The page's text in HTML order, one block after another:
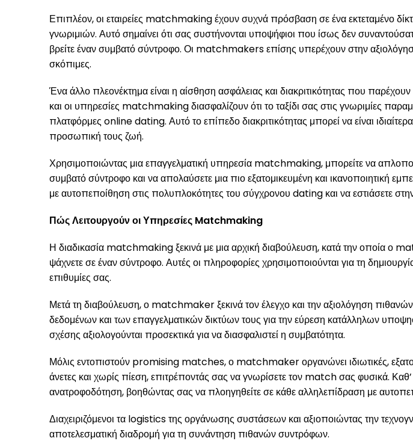
Επιπλέον, οι εταιρείες matchmaking έχουν συχνά πρόσβαση σε ένα εκτεταμένο
γνωριμιών. Αυτό σημαίνει ότι σας συστήνονται υποψήφιοι που ίσως δεν
βρείτε έναν συμβατό σύντροφο. Οι matchmakers επίσης υπερέχουν στην
σκόπιμες.
Ένα άλλο πλεονέκτημα είναι η αίσθηση ασφάλειας και διακριτικότητας που
και οι υπηρεσίες matchmaking διασφαλίζουν ότι το ταξίδι σας στις γνωριμίες
πλατφόρμες online dating. Αυτό το επίπεδο διακριτικότητας μπορεί να είναι
προσωπική τους ζωή.
Χρησιμοποιώντας μια επαγγελματική υπηρεσία matchmaking, μπορείτε να
συμβατό σύντροφο και να απολαύσετε μια πιο εξατομικευμένη και ικανοποιητική
με αυτοπεποίθηση στις πολυπλοκότητες του σύγχρονου dating και να εστιάσετε
Πώς Λειτουργούν οι Υπηρεσίες Matchmaking
Η διαδικασία matchmaking ξεκινά με μια αρχική διαβούλευση, κατά την οποία ο
ψάχνετε σε έναν σύντροφο. Αυτές οι πληροφορίες χρησιμοποιούνται για τη
επιθυμίες σας.
Μετά τη διαβούλευση, ο matchmaker ξεκινά τον έλεγχο και την αξιολόγηση
δεδομένων και των επαγγελματικών δικτύων τους για την εύρεση κατάλληλων
σχέσης αξιολογούνται προσεκτικά για να διασφαλιστεί η συμβατότητα.
Μόλις εντοπιστούν promising matches, ο matchmaker οργανώνει ιδιωτικές,
άνετες και χωρίς πίεση, επιτρέποντάς σας να γνωρίσετε τον match σας φυσικά.
ανατροφοδότηση, βοηθώντας σας να πλοηγηθείτε σε κάθε αλληλεπίδραση με
Διαχειριζόμενοι τα logistics της οργάνωσης συστάσεων και αξιοποιώντας την
αποτελεσματική διαδρομή για τη συνάντηση πιθανών συντρόφων.